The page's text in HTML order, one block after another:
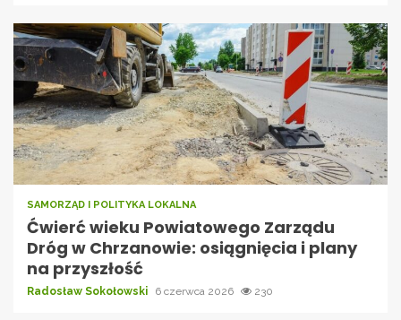
SAMORZĄD I POLITYKA LOKALNA
Ćwierć wieku Powiatowego Zarządu
Dróg w Chrzanowie: osiągnięcia i plany
na przyszłość
Radosław Sokołowski 6 czerwca 2026 230